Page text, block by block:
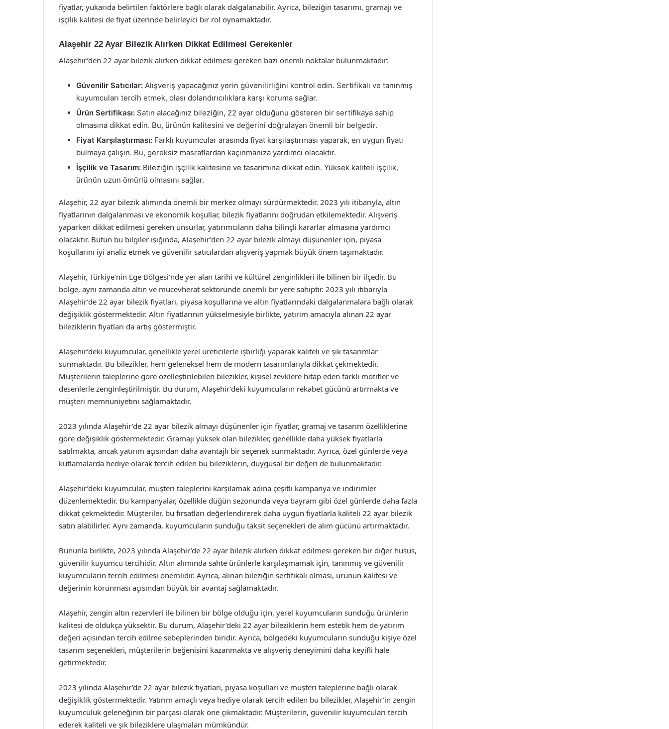
fiyatlar, yukarıda belirtilen faktörlere bağlı olarak dalgalanabilir. Ayrıca, bileziğin tasarımı, gramajı ve
işçilik kalitesi de fiyat üzerinde belirleyici bir rol oynamaktadır.
Alaşehir 22 Ayar Bilezik Alırken Dikkat Edilmesi Gerekenler
Alaşehir’den 22 ayar bilezik alırken dikkat edilmesi gereken bazı önemli noktalar bulunmaktadır:
Güvenilir Satıcılar: Alışveriş yapacağınız yerin güvenilirliğini kontrol edin. Sertifikalı ve tanınmış
kuyumcuları tercih etmek, olası dolandırıcılıklara karşı koruma sağlar.
Ürün Sertifikası: Satın alacağınız bileziğin, 22 ayar olduğunu gösteren bir sertifikaya sahip
olmasına dikkat edin. Bu, ürünün kalitesini ve değerini doğrulayan önemli bir belgedir.
Fiyat Karşılaştırması: Farklı kuyumcular arasında fiyat karşılaştırması yaparak, en uygun fiyatı
bulmaya çalışın. Bu, gereksiz masraflardan kaçınmanıza yardımcı olacaktır.
İşçilik ve Tasarım: Bileziğin işçilik kalitesine ve tasarımına dikkat edin. Yüksek kaliteli işçilik,
ürünün uzun ömürlü olmasını sağlar.
Alaşehir, 22 ayar bilezik alımında önemli bir merkez olmayı sürdürmektedir. 2023 yılı itibarıyla, altın
fiyatlarının dalgalanması ve ekonomik koşullar, bilezik fiyatlarını doğrudan etkilemektedir. Alışveriş
yaparken dikkat edilmesi gereken unsurlar, yatırımcıların daha bilinçli kararlar almasına yardımcı
olacaktır. Bütün bu bilgiler ışığında, Alaşehir’den 22 ayar bilezik almayı düşünenler için, piyasa
koşullarını iyi analiz etmek ve güvenilir satıcılardan alışveriş yapmak büyük önem taşımaktadır.
Alaşehir, Türkiye’nin Ege Bölgesi’nde yer alan tarihi ve kültürel zenginlikleri ile bilinen bir ilçedir. Bu
bölge, aynı zamanda altın ve mücevherat sektöründe önemli bir yere sahiptir. 2023 yılı itibarıyla
Alaşehir’de 22 ayar bilezik fiyatları, piyasa koşullarına ve altın fiyatlarındaki dalgalanmalara bağlı olarak
değişiklik göstermektedir. Altın fiyatlarının yükselmesiyle birlikte, yatırım amacıyla alınan 22 ayar
bileziklerin fiyatları da artış göstermiştir.
Alaşehir’deki kuyumcular, genellikle yerel üreticilerle işbirliği yaparak kaliteli ve şık tasarımlar
sunmaktadır. Bu bilezikler, hem geleneksel hem de modern tasarımlarıyla dikkat çekmektedir.
Müşterilerin taleplerine göre özelleştirilebilen bilezikler, kişisel zevklere hitap eden farklı motifler ve
desenlerle zenginleştirilmiştir. Bu durum, Alaşehir’deki kuyumcuların rekabet gücünü artırmakta ve
müşteri memnuniyetini sağlamaktadır.
2023 yılında Alaşehir’de 22 ayar bilezik almayı düşünenler için fiyatlar, gramaj ve tasarım özelliklerine
göre değişiklik göstermektedir. Gramajı yüksek olan bilezikler, genellikle daha yüksek fiyatlarla
satılmakta, ancak yatırım açısından daha avantajlı bir seçenek sunmaktadır. Ayrıca, özel günlerde veya
kutlamalarda hediye olarak tercih edilen bu bileziklerin, duygusal bir değeri de bulunmaktadır.
Alaşehir’deki kuyumcular, müşteri taleplerini karşılamak adına çeşitli kampanya ve indirimler
düzenlemektedir. Bu kampanyalar, özellikle düğün sezonunda veya bayram gibi özel günlerde daha fazla
dikkat çekmektedir. Müşteriler, bu fırsatları değerlendirerek daha uygun fiyatlarla kaliteli 22 ayar bilezik
satın alabilirler. Aynı zamanda, kuyumcuların sunduğu taksit seçenekleri de alım gücünü artırmaktadır.
Bununla birlikte, 2023 yılında Alaşehir’de 22 ayar bilezik alırken dikkat edilmesi gereken bir diğer husus,
güvenilir kuyumcu tercihidir. Altın alımında sahte ürünlerle karşılaşmamak için, tanınmış ve güvenilir
kuyumcuların tercih edilmesi önemlidir. Ayrıca, alınan bileziğin sertifikalı olması, ürünün kalitesi ve
değerinin korunması açısından büyük bir avantaj sağlamaktadır.
Alaşehir, zengin altın rezervleri ile bilinen bir bölge olduğu için, yerel kuyumcuların sunduğu ürünlerin
kalitesi de oldukça yüksektir. Bu durum, Alaşehir’deki 22 ayar bileziklerin hem estetik hem de yatırım
değeri açısından tercih edilme sebeplerinden biridir. Ayrıca, bölgedeki kuyumcuların sunduğu kişiye özel
tasarım seçenekleri, müşterilerin beğenisini kazanmakta ve alışveriş deneyimini daha keyifli hale
getirmektedir.
2023 yılında Alaşehir’de 22 ayar bilezik fiyatları, piyasa koşulları ve müşteri taleplerine bağlı olarak
değişiklik göstermektedir. Yatırım amaçlı veya hediye olarak tercih edilen bu bilezikler, Alaşehir’in zengin
kuyumculuk geleneğinin bir parçası olarak öne çıkmaktadır. Müşterilerin, güvenilir kuyumcuları tercih
ederek kaliteli ve şık bileziklere ulaşmaları mümkündür.